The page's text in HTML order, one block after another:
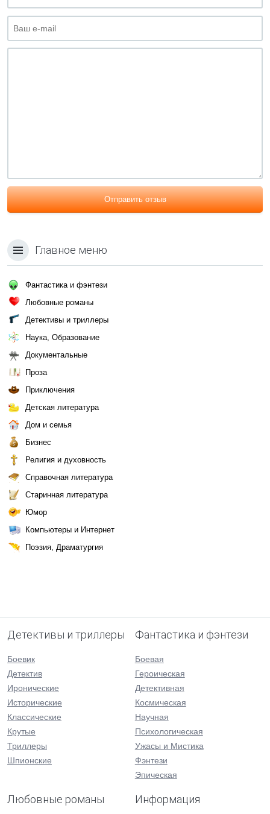
Отправить отзыв
Главное меню
Фантастика и фэнтези
Любовные романы
Детективы и триллеры
Наука, Образование
Документальные
Проза
Приключения
Детская литература
Дом и семья
Бизнес
Религия и духовность
Справочная литература
Старинная литература
Юмор
Компьютеры и Интернет
Поэзия, Драматургия
Детективы и триллеры
Боевик
Детектив
Иронические
Исторические
Классические
Крутые
Триллеры
Шпионские
Фантастика и фэнтези
Боевая
Героическая
Детективная
Космическая
Научная
Психологическая
Ужасы и Мистика
Фэнтези
Эпическая
Любовные романы Информация